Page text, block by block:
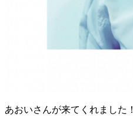
あおいさんが来てくれました！